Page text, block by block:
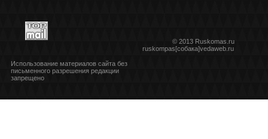
© 2013 Ruskomas.ru
ruskompas[собака]vedaweb.ru
Использование материалов сайта без
письменного разрешения редакции
запрещено